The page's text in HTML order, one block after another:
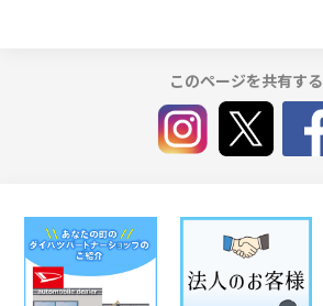
このページを共有する